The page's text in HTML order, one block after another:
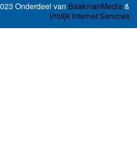
Onderdeel van BaakmanMedia&
Vrolijk Internet Services